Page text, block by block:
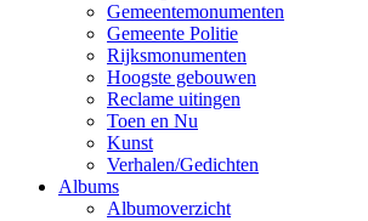
Gemeentemonumenten
Gemeente Politie
Rijksmonumenten
Hoogste gebouwen
Reclame uitingen
Toen en Nu
Kunst
Verhalen/Gedichten
Albums
Albumoverzicht